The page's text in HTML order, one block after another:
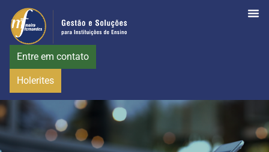
Entre em contato
Holerites